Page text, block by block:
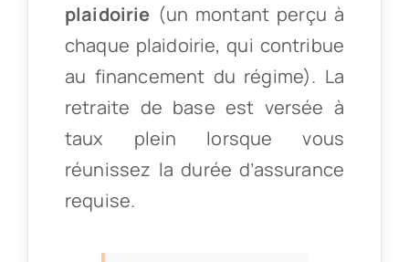
plaidoirie (un montant perçu à
chaque plaidoirie, qui contribue
au financement du régime). La
retraite de base est versée à
taux plein lorsque vous
réunissez la durée d’assurance
requise.